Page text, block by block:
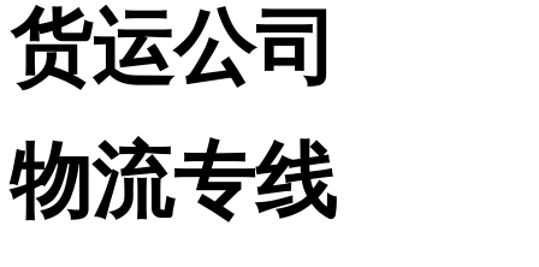
货运公司
物流专线